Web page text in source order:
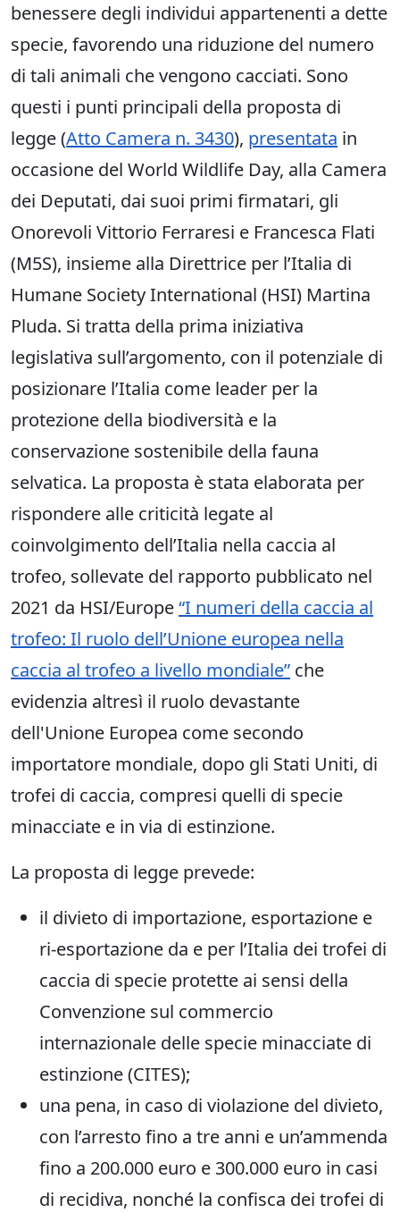
benessere degli individui appartenenti a dette
specie, favorendo una riduzione del numero
di tali animali che vengono cacciati. Sono
questi i punti principali della proposta di
legge (Atto Camera n. 3430), presentata in
occasione del World Wildlife Day, alla Camera
dei Deputati, dai suoi primi firmatari, gli
Onorevoli Vittorio Ferraresi e Francesca Flati
(M5S), insieme alla Direttrice per l’Italia di
Humane Society International (HSI) Martina
Pluda. Si tratta della prima iniziativa
legislativa sull’argomento, con il potenziale di
posizionare l’Italia come leader per la
protezione della biodiversità e la
conservazione sostenibile della fauna
selvatica. La proposta è stata elaborata per
rispondere alle criticità legate al
coinvolgimento dell’Italia nella caccia al
trofeo, sollevate del rapporto pubblicato nel
2021 da HSI/Europe“I numeri della caccia al
trofeo: Il ruolo dell’Unione europea nella
caccia al trofeo a livello mondiale” che
evidenzia altresì il ruolo devastante
dell'Unione Europea come secondo
importatore mondiale, dopo gli Stati Uniti, di
trofei di caccia, compresi quelli di specie
minacciate e in via di estinzione.
La proposta di legge prevede:
il divieto di importazione, esportazione e
ri-esportazione da e per l’Italia dei trofei di
caccia di specie protette ai sensi della
Convenzione sul commercio
internazionale delle specie minacciate di
estinzione (CITES);
una pena, in caso di violazione del divieto,
con l’arresto fino a tre anni e un’ammenda
fino a 200.000 euro e 300.000 euro in casi
di recidiva, nonché la confisca dei trofei di